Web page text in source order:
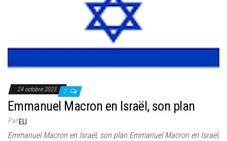
24 octobre 2023 2
Emmanuel Macron en Israël, son plan
ParELI
Emmanuel Macron en Israël, son plan Emmanuel Macron en Israël,